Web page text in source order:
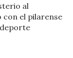
al
el pilarense